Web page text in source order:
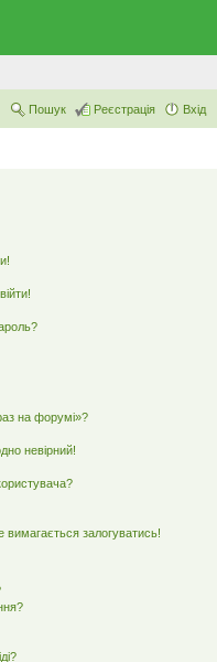
Вхід
Реєстрація
Пошук
на форумі»?
невірний!
залогуватись!